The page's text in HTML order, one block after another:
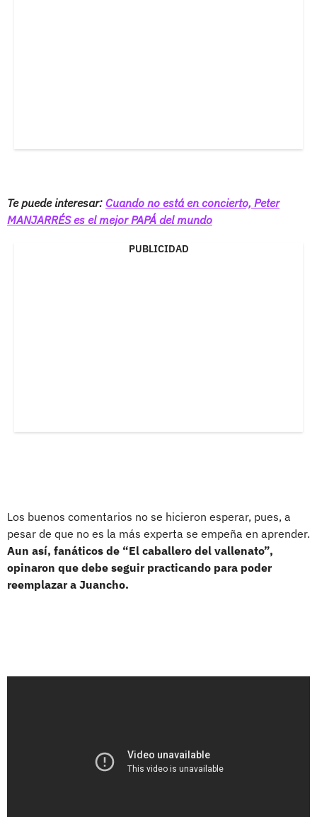
Te puede interesar: Cuando no está en concierto, Peter
MANJARRÉS es el mejor PAPÁ del mundo
PUBLICIDAD
Los buenos comentarios no se hicieron esperar, pues, a
pesar de que no es la más experta se empeña en aprender.
Aun así, fanáticos de “El caballero del vallenato”,
opinaron que debe seguir practicando para poder
reemplazar a Juancho.